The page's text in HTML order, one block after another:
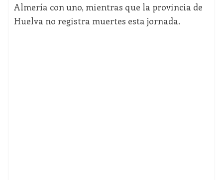
Almería con uno, mientras que la provincia de
Huelva no registra muertes esta jornada.